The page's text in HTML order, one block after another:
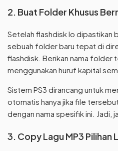
2. Buat Folder Khusus
Setelah flashdisk lo dipastikan
sebuah folder baru tepat di
flashdisk. Berikan nama folder
menggunakan huruf kapital
Sistem PS3 dirancang untuk
otomatis hanya jika file
dengan nama spesifik ini. Jadi,
3. Copy Lagu MP3 Pilihan